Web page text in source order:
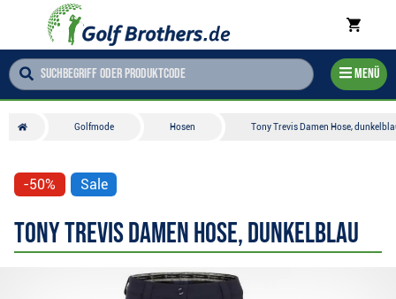
Menü
Golfmode Hosen Tony Trevis Damen Hose,
-50% Sale
Tony Trevis Damen Hose, dunkelblau